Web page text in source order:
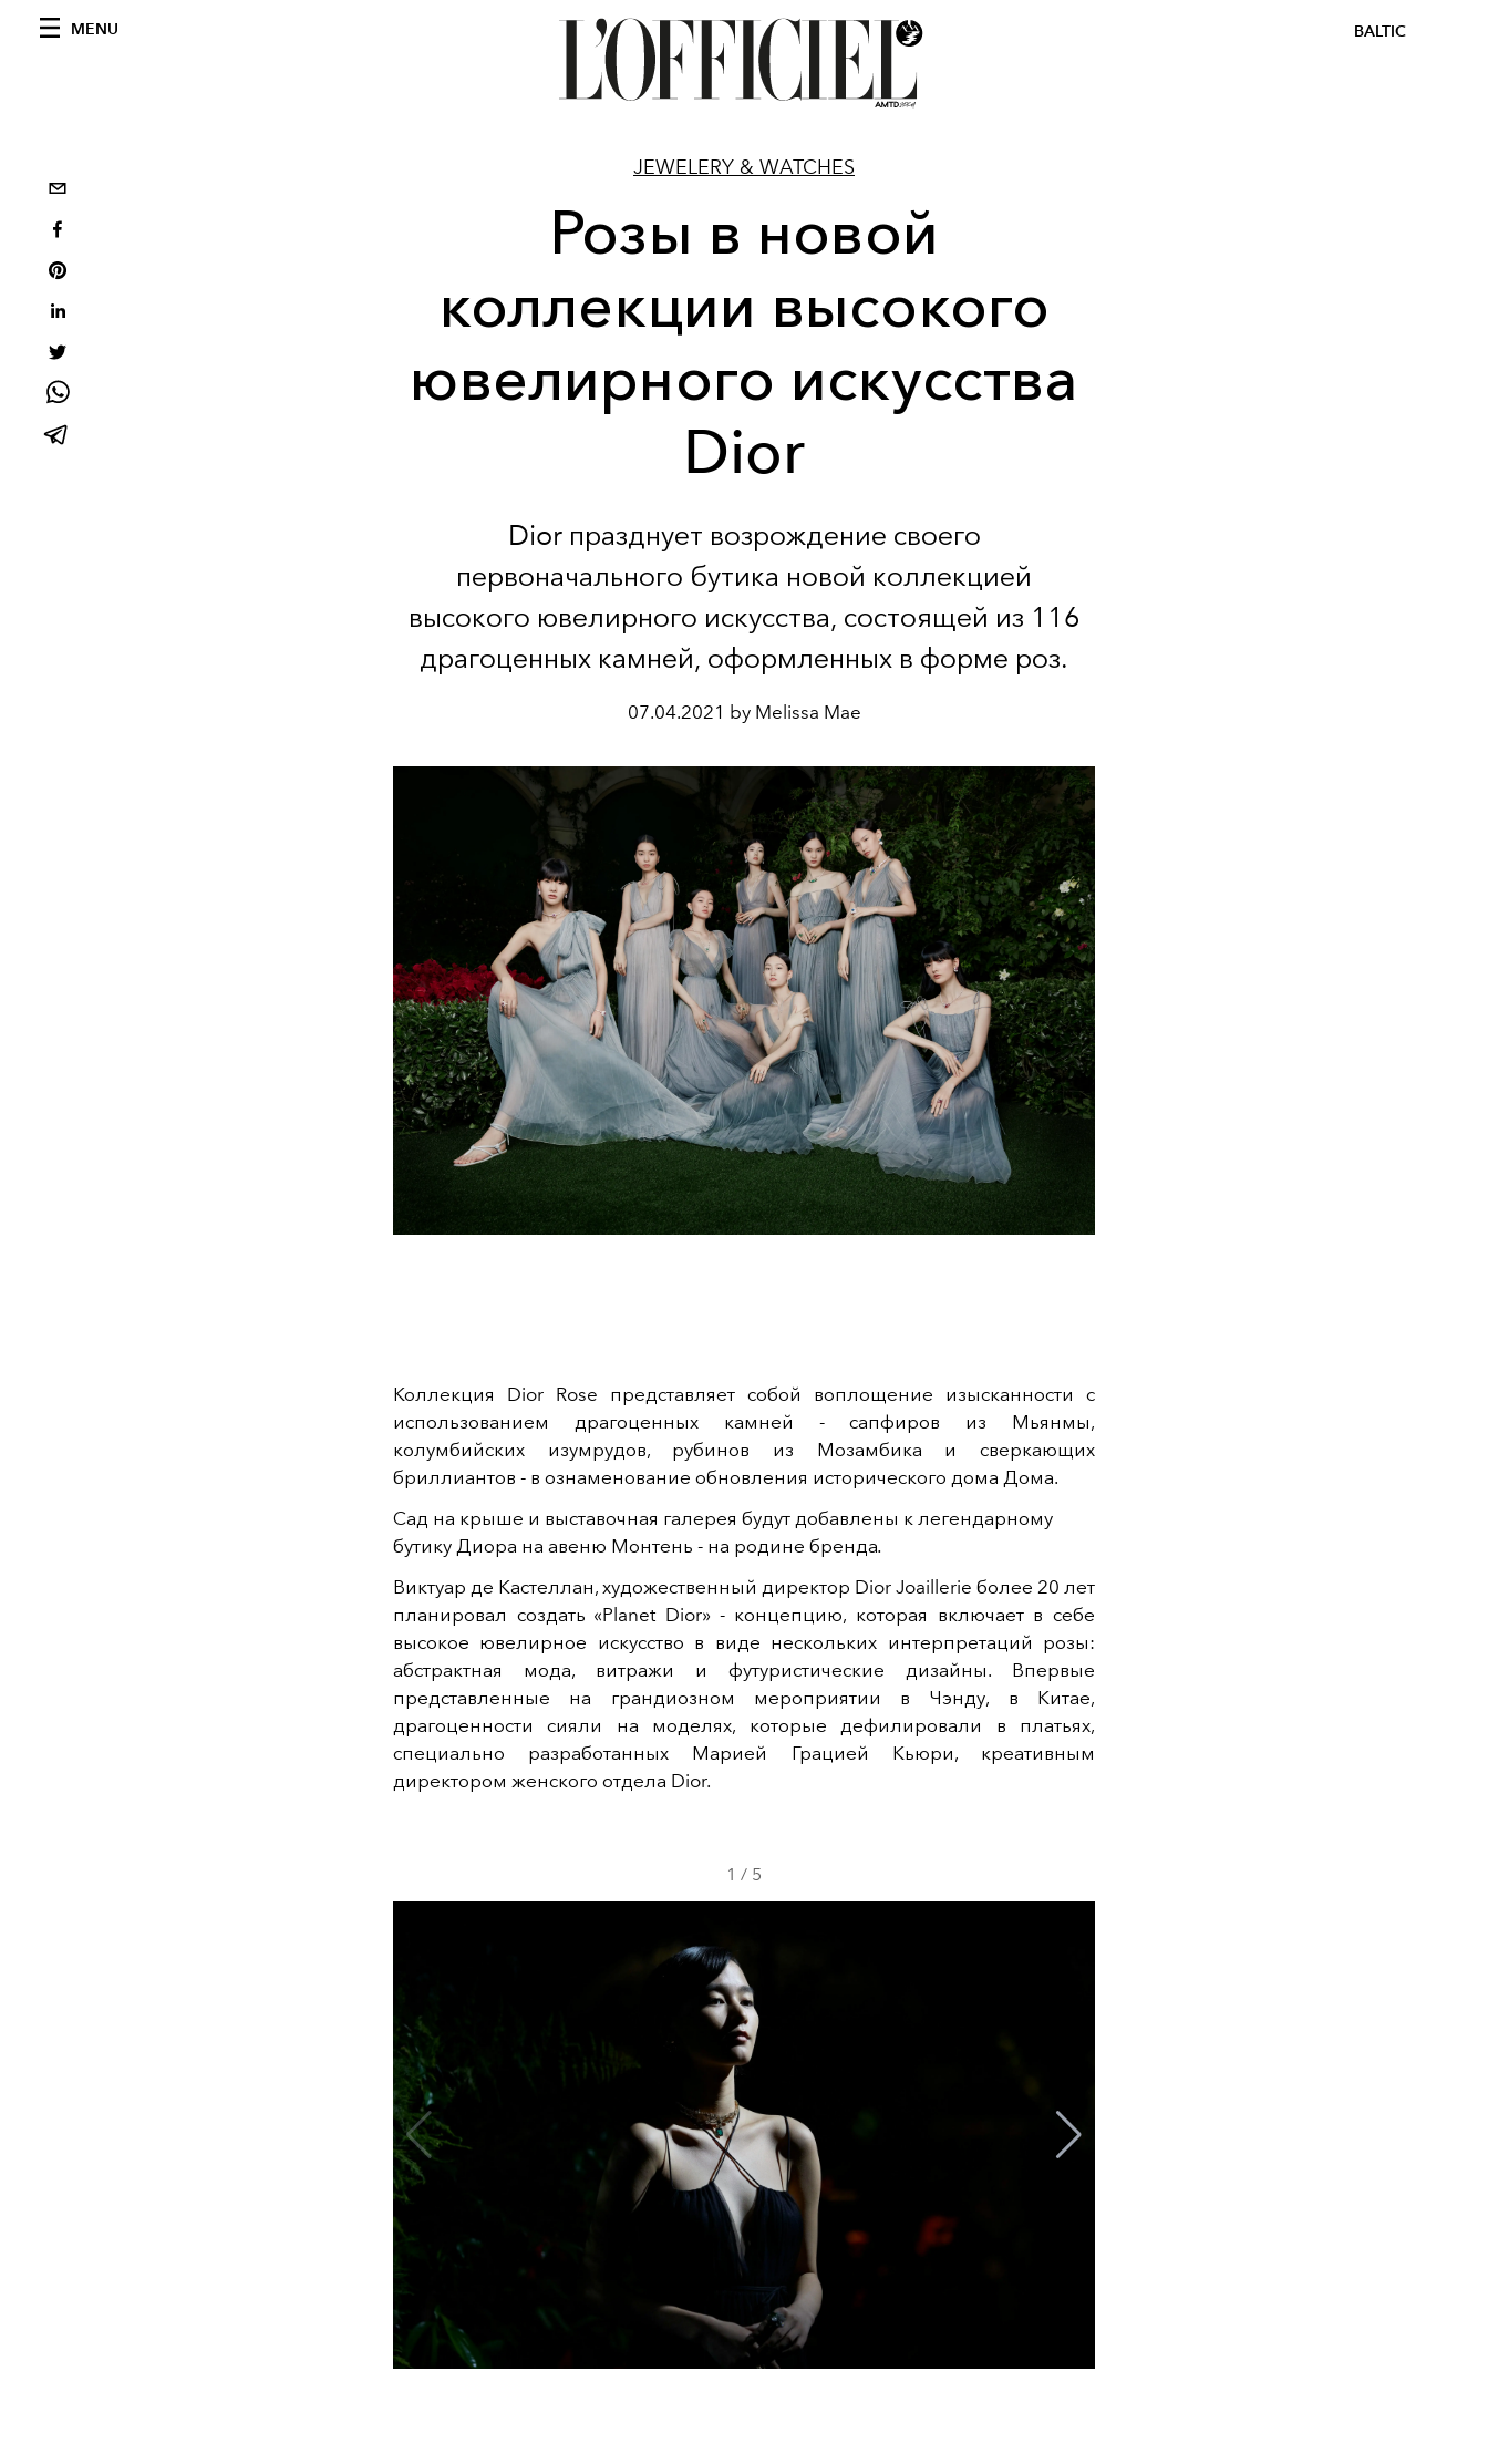
MENU BALTIC
JEWELERY & WATCHES
Розы в новой
коллекции высокого
ювелирного искусства
Dior
Dior празднует возрождение своего
первоначального бутика новой коллекцией
высокого ювелирного искусства, состоящей из 116
драгоценных камней, оформленных в форме роз.
07.04.2021 by Melissa Mae
Коллекция Dior Rose представляет собой воплощение изысканности с
использованием драгоценных камней - сапфиров из Мьянмы,
колумбийских изумрудов, рубинов из Мозамбика и сверкающих
бриллиантов - в ознаменование обновления исторического дома Дома.
Сад на крыше и выставочная галерея будут добавлены к легендарному
бутику Диора на авеню Монтень - на родине бренда.
Виктуар де Кастеллан, художественный директор Dior Joaillerie более 20 лет
планировал создать «Planet Dior» - концепцию, которая включает в себе
высокое ювелирное искусство в виде нескольких интерпретаций розы:
абстрактная мода, витражи и футуристические дизайны. Впервые
представленные на грандиозном мероприятии в Чэнду, в Китае,
драгоценности сияли на моделях, которые дефилировали в платьях,
специально разработанных Марией Грацией Кьюри, креативным
директором женского отдела Dior.
1 / 5